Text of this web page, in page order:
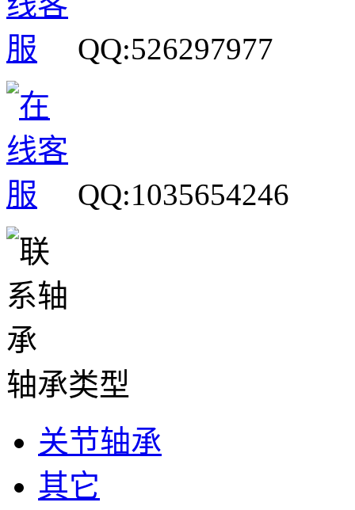
QQ:526297977
QQ:1035654246
轴承类型
关节轴承
其它